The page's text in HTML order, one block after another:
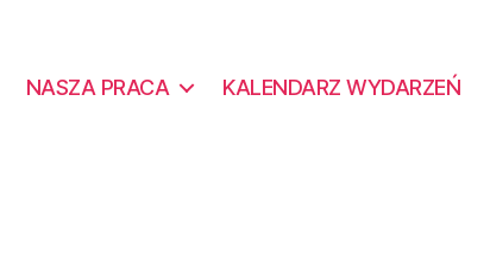
NASZA PRACA KALENDARZ WYDARZEŃ